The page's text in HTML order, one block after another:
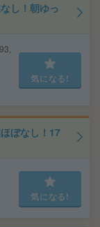
し！朝ゆっ
気になる!
ぼなし！17
気になる!